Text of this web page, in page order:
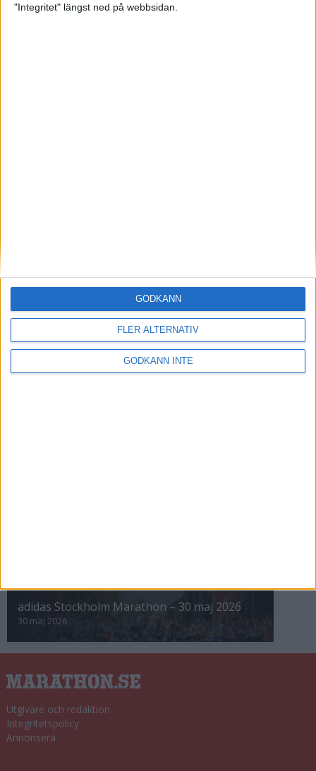
"Integritet" längst ned på webbsidan.
FLER ALTERNATIV
GODKÄNN INTE
GODKÄNN
24 jun 1998
ASIEN
Berlin Marathon - ett lopp genom
8 okt 1995• Arkiv• Reseberättelser från
adidas Stockholm Marathon – 30 maj 2026
30 maj 2026
Utgivare och redaktion
Integritetspolicy
Annonsera